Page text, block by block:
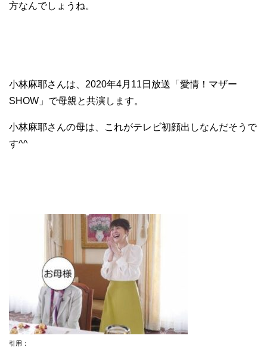
方なんでしょうね。
小林麻耶さんは、2020年4月11日放送「愛情！マザー
SHOW」で母親と共演します。
小林麻耶さんの母は、これがテレビ初顔出しなんだそうで
す^^
引用：